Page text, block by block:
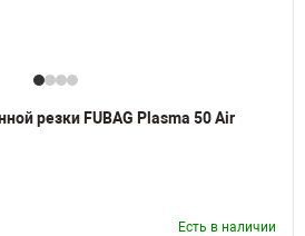
резки FUBAG Plasma 50 Air
Есть в наличии